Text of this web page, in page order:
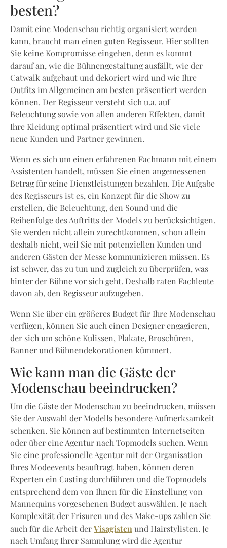
besten?
Damit eine Modenschau richtig organisiert werden
kann, braucht man einen guten Regisseur. Hier sollten
Sie keine Kompromisse eingehen, denn es kommt
darauf an, wie die Bühnengestaltung ausfällt, wie der
Catwalk aufgebaut und dekoriert wird und wie Ihre
Outfits im Allgemeinen am besten präsentiert werden
können. Der Regisseur versteht sich u.a. auf
Beleuchtung sowie von allen anderen Effekten, damit
Ihre Kleidung optimal präsentiert wird und Sie viele
neue Kunden und Partner gewinnen.
Wenn es sich um einen erfahrenen Fachmann mit einem
Assistenten handelt, müssen Sie einen angemessenen
Betrag für seine Dienstleistungen bezahlen. Die Aufgabe
des Regisseurs ist es, ein Konzept für die Show zu
erstellen, die Beleuchtung, den Sound und die
Reihenfolge des Auftritts der Models zu berücksichtigen.
Sie werden nicht allein zurechtkommen, schon allein
deshalb nicht, weil Sie mit potenziellen Kunden und
anderen Gästen der Messe kommunizieren müssen. Es
ist schwer, das zu tun und zugleich zu überprüfen, was
hinter der Bühne vor sich geht. Deshalb raten Fachleute
davon ab, den Regisseur aufzugeben.
Wenn Sie über ein größeres Budget für Ihre Modenschau
verfügen, können Sie auch einen Designer engagieren,
der sich um schöne Kulissen, Plakate, Broschüren,
Banner und Bühnendekorationen kümmert.
Wie kann man die Gäste der
Modenschau beeindrucken?
Um die Gäste der Modenschau zu beeindrucken, müssen
Sie der Auswahl der Modells besondere Aufmerksamkeit
schenken. Sie können auf bestimmten Internetseiten
oder über eine Agentur nach Topmodels suchen. Wenn
Sie eine professionelle Agentur mit der Organisation
Ihres Modeevents beauftragt haben, können deren
Experten ein Casting durchführen und die Topmodels
entsprechend dem von Ihnen für die Einstellung von
Mannequins vorgesehenen Budget auswählen. Je nach
Komplexität der Frisuren und des Make-ups zahlen Sie
auch für die Arbeit der Visagisten und Hairstylisten. Je
nach Umfang Ihrer Sammlung wird die Agentur